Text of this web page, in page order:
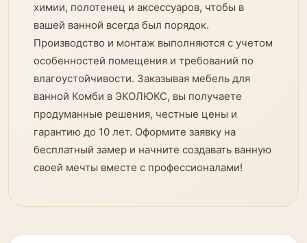
химии, полотенец и аксессуаров, чтобы в
вашей ванной всегда был порядок.
Производство и монтаж выполняются с учетом
особенностей помещения и требований по
влагоустойчивости. Заказывая мебель для
ванной Комби в ЭКОЛЮКС, вы получаете
продуманные решения, честные цены и
гарантию до 10 лет. Оформите заявку на
бесплатный замер и начните создавать ванную
своей мечты вместе с профессионалами!